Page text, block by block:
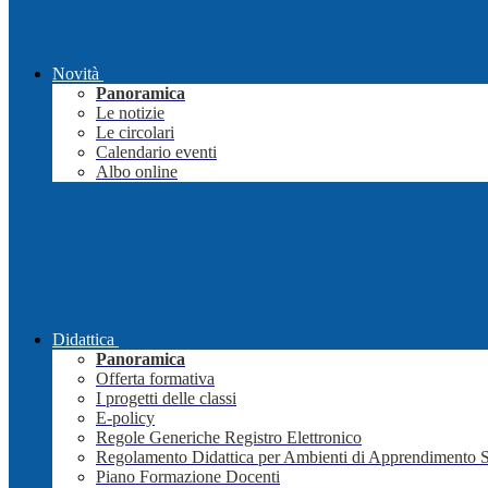
Novità
Panoramica
Le notizie
Le circolari
Calendario eventi
Albo online
Didattica
Panoramica
Offerta formativa
I progetti delle classi
E-policy
Regole Generiche Registro Elettronico
Regolamento Didattica per Ambienti di Apprendimento
Piano Formazione Docenti